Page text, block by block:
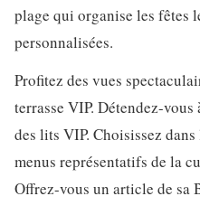
plage qui organise les fêtes
personnalisées.
Profitez des vues
terrasse VIP. Détendez-
des lits VIP. Choisissez
menus représentatifs de la
Offrez-vous un article de sa